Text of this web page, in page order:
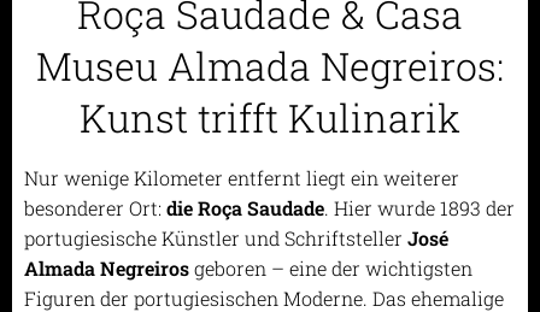
Roça Saudade & Casa
Museu Almada Negreiros:
Kunst trifft Kulinarik
Nur wenige Kilometer entfernt liegt ein weiterer
besonderer Ort: die Roça Saudade. Hier wurde 1893 der
portugiesische Künstler und Schriftsteller José
Almada Negreirosgeboren – eine der wichtigsten
Figuren der portugiesischen Moderne. Das ehemalige